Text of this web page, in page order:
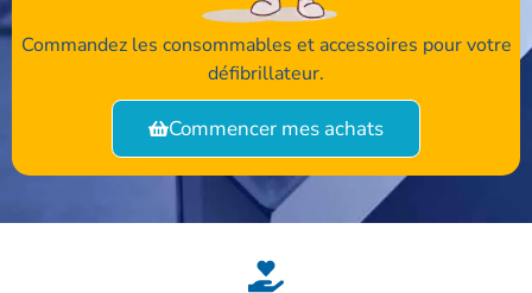
Commandez les consommables et accessoires pour votre
défibrillateur.
Commencer mes achats